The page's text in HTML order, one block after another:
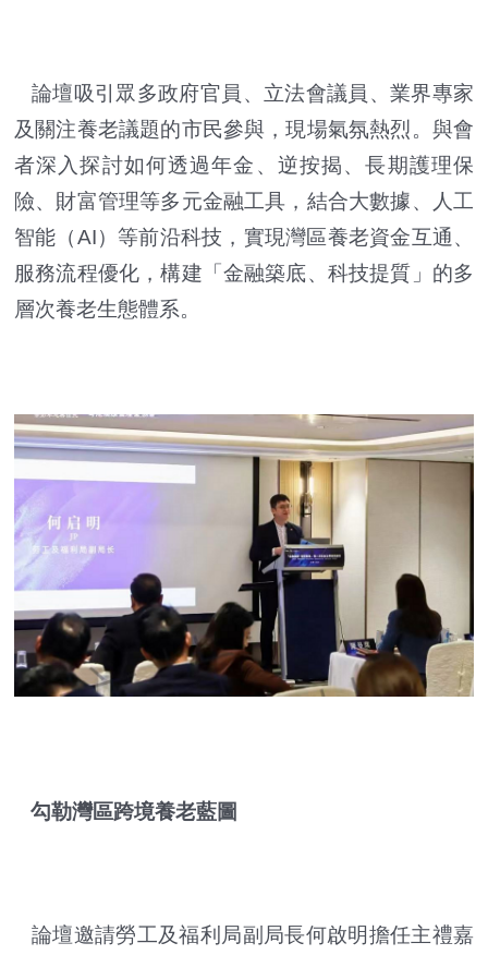
論壇吸引眾多政府官員、立法會議員、業界專家
及關注養老議題的市民參與，現場氣氛熱烈。與會
者深入探討如何透過年金、逆按揭、長期護理保
險、財富管理等多元金融工具，結合大數據、人工
智能（AI）等前沿科技，實現灣區養老資金互通、
服務流程優化，構建「金融築底、科技提質」的多
層次養老生態體系。
勾勒灣區跨境養老藍圖
論壇邀請勞工及福利局副局長何啟明擔任主禮嘉